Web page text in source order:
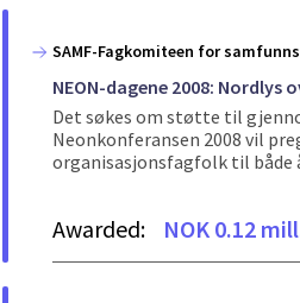
SAMF-Fagkomiteen for
NEON-dagene 2008:
Det søkes om støtte til
Neonkonferansen 2008 vil
organisasjonsfagfolk til både
Awarded: NOK 0.12